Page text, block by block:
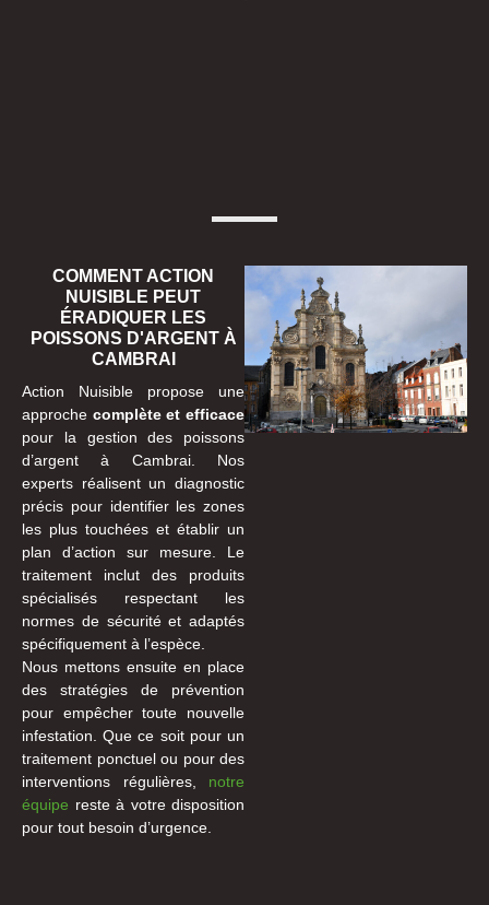
COMMENT ACTION
NUISIBLE PEUT
ÉRADIQUER LES
POISSONS D'ARGENT À
CAMBRAI
Action Nuisible propose une
approche complète et efficace
pour la gestion des poissons
d’argent à Cambrai. Nos
experts réalisent un diagnostic
précis pour identifier les zones
les plus touchées et établir un
plan d’action sur mesure. Le
traitement inclut des produits
spécialisés respectant les
normes de sécurité et adaptés
spécifiquement à l’espèce.
Nous mettons ensuite en place
des stratégies de prévention
pour empêcher toute nouvelle
infestation. Que ce soit pour un
traitement ponctuel ou pour des
interventions régulières, notre
équipe reste à votre disposition
pour tout besoin d’urgence.